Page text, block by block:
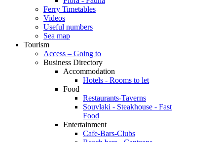
Ferry Timetables
Videos
Useful numbers
Sea map
Tourism
Access – Going to
Business Directory
Accommodation
Hotels - Rooms to let
Food
Restaurants-Taverns
Souvlaki - Steakhouse - Fast
Food
Entertainment
Cafe-Bars-Clubs